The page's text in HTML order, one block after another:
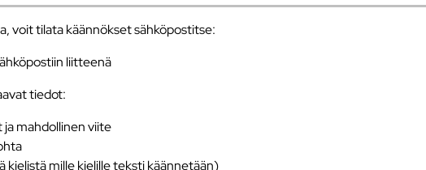
voit tilata käännökset sähköpostitse:
liitteenä
tiedot:
mahdollinen viite
kielistä mille kielille teksti käännetään)